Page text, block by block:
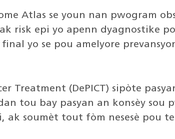
Atlas se youn nan pwogram
risk epi yo apenn dyagnostike
yo se pou amelyore
(DePICT) sipòte
tou bay pasyan an konsèy sou
ak soumèt tout fòm nesesè pou